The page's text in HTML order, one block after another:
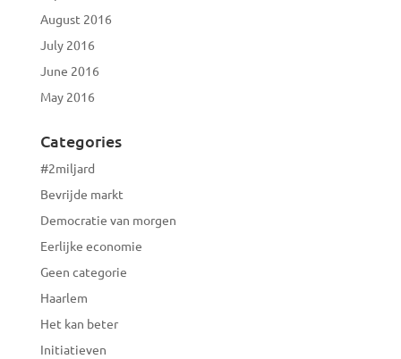
August 2016
July 2016
June 2016
May 2016
Categories
#2miljard
Bevrijde markt
Democratie van morgen
Eerlijke economie
Geen categorie
Haarlem
Het kan beter
Initiatieven